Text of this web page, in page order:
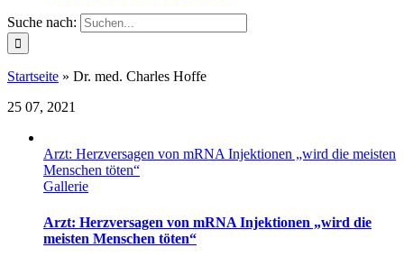
Suche nach:
Startseite » Dr. med. Charles Hoffe
25 07, 2021
Arzt: Herzversagen von mRNA Injektionen „wird die meisten
Menschen töten“
Gallerie
Arzt: Herzversagen von mRNA Injektionen „wird die
meisten Menschen töten“